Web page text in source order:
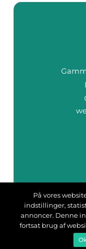
På vores
indstillinger,
annoncer. Denne
fortsat brug af